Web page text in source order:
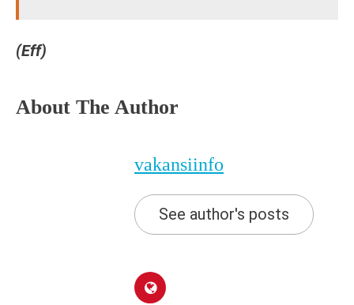
(Eff)
About The Author
vakansiinfo
See author's posts